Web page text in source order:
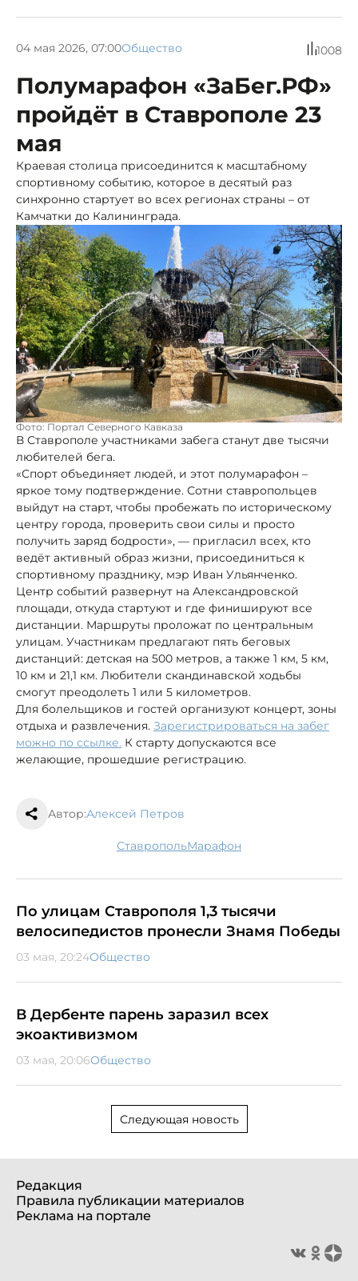
04 мая 2026, 07:00Общество 1008
Полумарафон «ЗаБег.РФ»
пройдёт в Ставрополе 23
мая
Краевая столица присоединится к масштабному
спортивному событию, которое в десятый раз
синхронно стартует во всех регионах страны – от
Камчатки до Калининграда.
Фото: Портал Северного Кавказа
В Ставрополе участниками забега станут две тысячи
любителей бега.
«Спорт объединяет людей, и этот полумарафон –
яркое тому подтверждение. Сотни ставропольцев
выйдут на старт, чтобы пробежать по историческому
центру города, проверить свои силы и просто
получить заряд бодрости», — пригласил всех, кто
ведёт активный образ жизни, присоединиться к
спортивному празднику, мэр Иван Ульянченко.
Центр событий развернут на Александровской
площади, откуда стартуют и где финишируют все
дистанции. Маршруты проложат по центральным
улицам. Участникам предлагают пять беговых
дистанций: детская на 500 метров, а также 1 км, 5 км,
10 км и 21,1 км. Любители скандинавской ходьбы
смогут преодолеть 1 или 5 километров.
Для болельщиков и гостей организуют концерт, зоны
отдыха и развлечения. Зарегистрироваться на забег
можно по ссылке. К старту допускаются все
желающие, прошедшие регистрацию.
Автор:Алексей Петров
Ставрополь марафон
По улицам Ставрополя 1,3 тысячи
велосипедистов пронесли Знамя Победы
03 мая, 20:24Общество
В Дербенте парень заразил всех
экоактивизмом
03 мая, 20:06Общество
Следующая новость
Редакция
Правила публикации материалов
Реклама на портале